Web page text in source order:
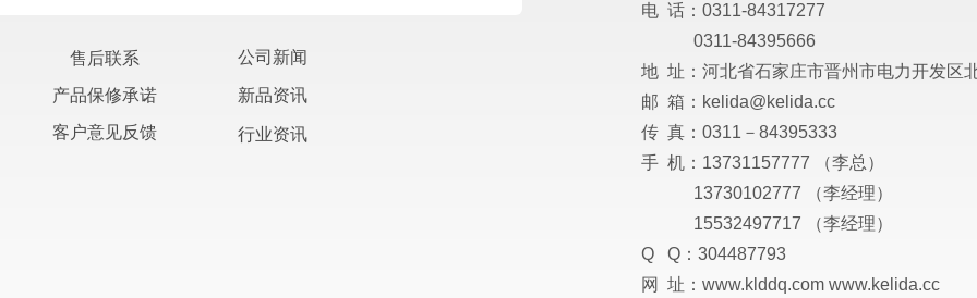
公司新闻
新品资讯
行业资讯
电 话：0311-84317277
0311-84395666
地 址：河北省石家庄市晋州市电力开发区
邮 箱：kelida@kelida.cc
传 真：0311－84395333
手 机：13731157777 （李总）
13730102777 （李经理）
15532497717 （李经理）
Q Q：304487793
网 址：www.klddq.com www.kelida.cc
售后联系
产品保修承诺
客户意见反馈